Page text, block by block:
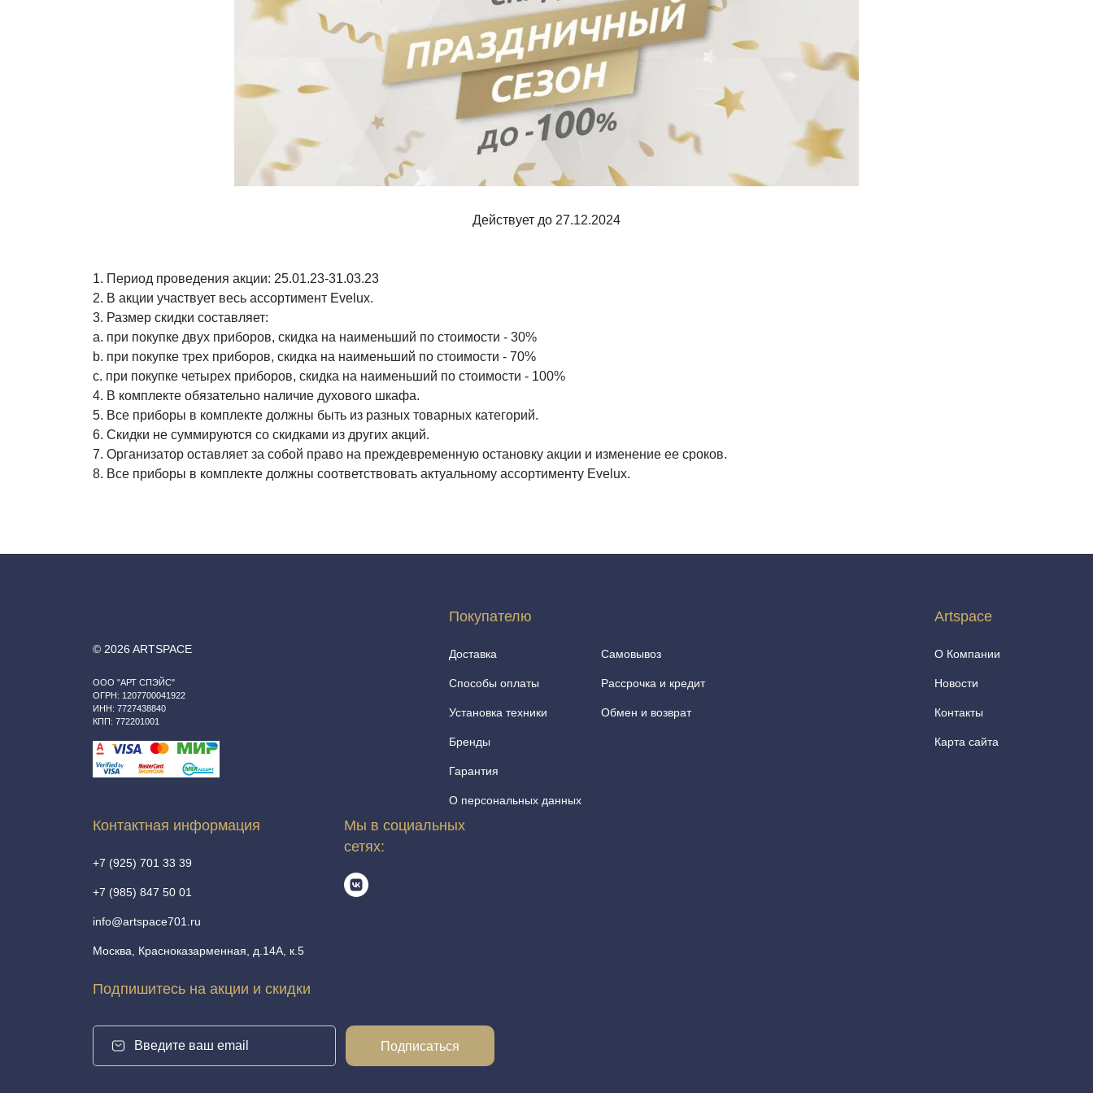
Комоды
Шкафы и
стеллажи
Витрины
Шкафы
Стеллажи
Мебель для
гостиной
Действует до 27.12.2024
1. Период проведения акции: 25.01.23-31.03.23
2. В акции участвует весь ассортимент Evelux.
3. Размер скидки составляет:
a. при покупке двух приборов, скидка на наименьший по стоимости - 30%
b. при покупке трех приборов, скидка на наименьший по стоимости - 70%
c. при покупке четырех приборов, скидка на наименьший по стоимости - 100%
4. В комплекте обязательно наличие духового шкафа.
5. Все приборы в комплекте должны быть из разных товарных категорий.
6. Скидки не суммируются со скидками из других акций.
7. Организатор оставляет за собой право на преждевременную остановку акции и изменение ее сроков.
8. Все приборы в комплекте должны соответствовать актуальному ассортименту Evelux.
© 2026 ARTSPACE
ООО "АРТ СПЭЙС"
ОГРН: 1207700041922
ИНН: 7727438840
КПП: 772201001
Покупателю
Доставка
Способы оплаты
Установка техники
Бренды
Гарантия
О персональных данных
Самовывоз
Рассрочка и кредит
Обмен и возврат
Artspace
О Компании
Новости
Контакты
Карта сайта
Контактная информация
+7 (925) 701 33 39
+7 (985) 847 50 01
info@artspace701.ru
Москва, Красноказарменная, д.14А, к.5
Мы в социальных
сетях:
Подпишитесь на акции и скидки
Подписаться